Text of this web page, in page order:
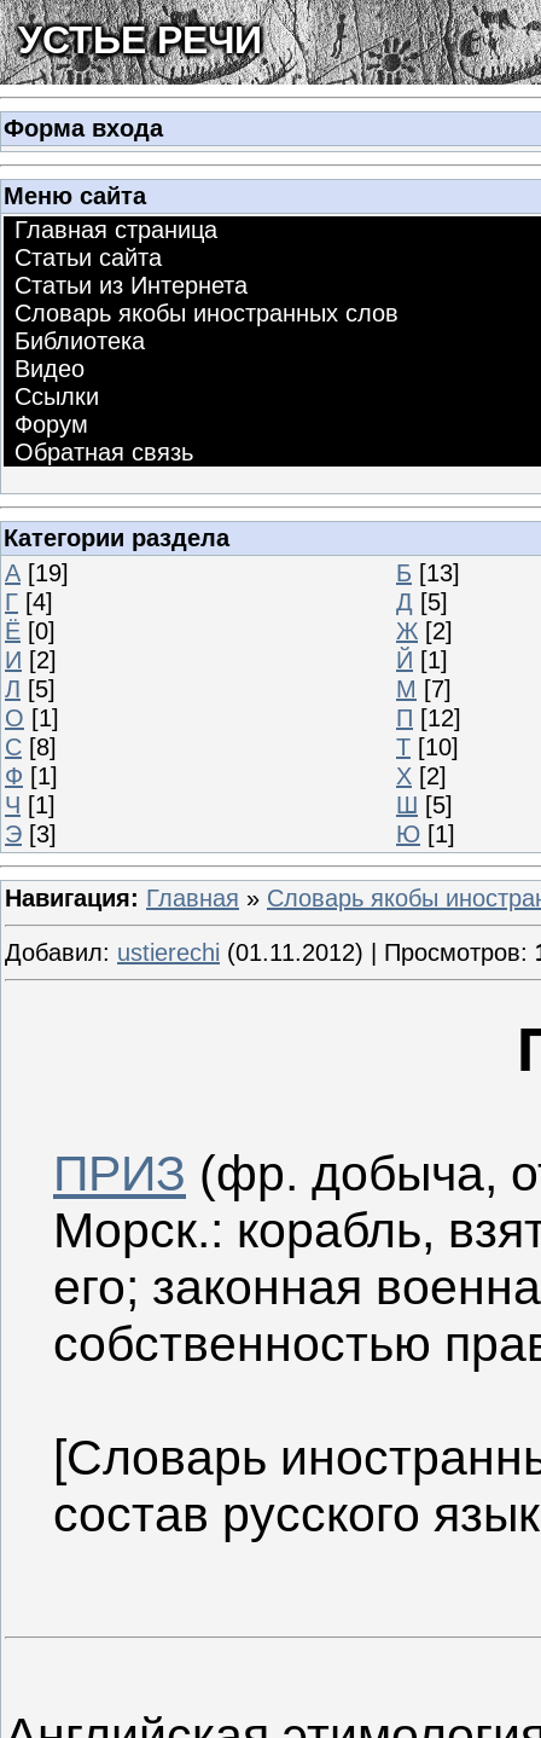
УСТЬЕ РЕЧИ
Форма входа
Меню сайта
Главная страница
Статьи сайта
Статьи из Интернета
Словарь якобы иностранных слов
Библиотека
Видео
Ссылки
Форум
Обратная связь
Категории раздела
А [19] Б [13]
Г [4] Д [5]
Ё [0] Ж [2]
И [2] Й [1]
Л [5] М [7]
О [1] П [12]
С [8] Т [10]
Ф [1] Х [2]
Ч [1] Ш [5]
Э [3] Ю [1]
Навигация: Главная » Словарь якобы
Добавил: ustierechi (01.11.2012) | Просмотров:
ПРИЗ (фр. добыча,
Морск.: корабль,
его; законная
собственностью
[Словарь
состав русского